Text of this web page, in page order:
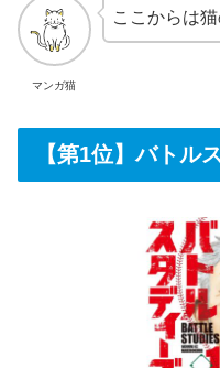
マンガ猫
ここからは
【第1位】バトル